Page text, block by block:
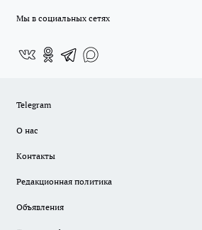
Мы в социальных сетях
Telegram
О нас
Контакты
Редакционная политика
Объявления